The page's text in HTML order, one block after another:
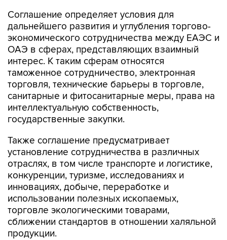
Соглашение определяет условия для
дальнейшего развития и углубления торгово-
экономического сотрудничества между ЕАЭС и
ОАЭ в сферах, представляющих взаимный
интерес. К таким сферам относятся
таможенное сотрудничество, электронная
торговля, технические барьеры в торговле,
санитарные и фитосанитарные меры, права на
интеллектуальную собственность,
государственные закупки.
Также соглашение предусматривает
установление сотрудничества в различных
отраслях, в том числе транспорте и логистике,
конкуренции, туризме, исследованиях и
инновациях, добыче, переработке и
использовании полезных ископаемых,
торговле экологическими товарами,
сближении стандартов в отношении халяльной
продукции.